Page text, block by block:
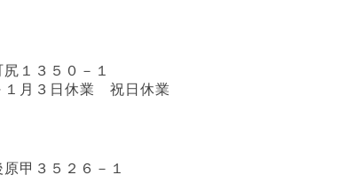
１３５０－１
１月３日休業 祝日休業
甲３５２６－１